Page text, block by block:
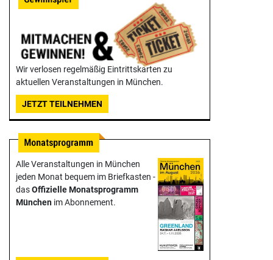
Wir verlosen regelmäßig Eintrittskarten zu
aktuellen Veranstaltungen in München.
JETZT TEILNEHMEN
Alle Veranstaltungen in München
jeden Monat bequem im Briefkasten -
dasOffizielle Monats­programm
München im Abonnement.